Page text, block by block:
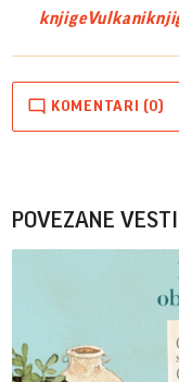
knjigeVulkani
KOMENTARI (0)
POVEZANE VESTI